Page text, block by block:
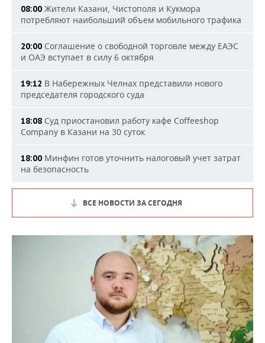
08:00 Жители Казани, Чистополя и Кукмора
потребляют наибольший объем мобильного трафика
20:00 Соглашение о свободной торговле между ЕАЭС
и ОАЭ вступает в силу 6 октября
19:12 В Набережных Челнах представили нового
председателя городского суда
18:08 Суд приостановил работу кафе Coffeeshop
Company в Казани на 30 суток
18:00 Минфин готов уточнить налоговый учет затрат
на безопасность
ВСЕ НОВОСТИ ЗА СЕГОДНЯ